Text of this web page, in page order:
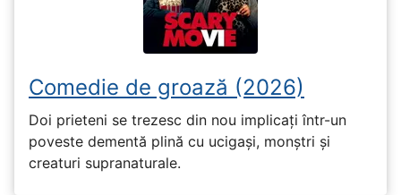
Comedie de groază (2026)
Doi prieteni se trezesc din nou implicați într-un
poveste dementă plină cu ucigași, monștri și
creaturi supranaturale.